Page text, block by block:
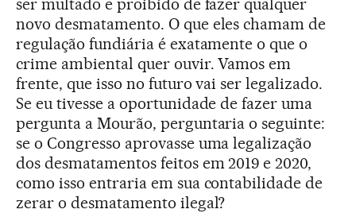
novo desmatamento. O que eles chamam de
regulação fundiária é exatamente o que o
crime ambiental quer ouvir. Vamos em
frente, que isso no futuro vai ser legalizado.
Se eu tivesse a oportunidade de fazer uma
pergunta a Mourão, perguntaria o seguinte:
se o Congresso aprovasse uma legalização
dos desmatamentos feitos em 2019 e 2020,
como isso entraria em sua contabilidade de
zerar o desmatamento ilegal?